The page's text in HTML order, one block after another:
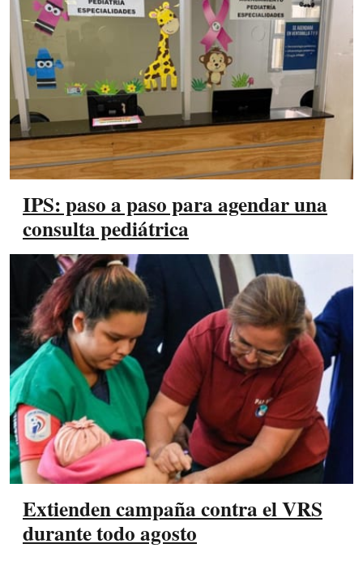
IPS: paso a paso para agendar una
consulta pediátrica
Extienden campaña contra el VRS
durante todo agosto